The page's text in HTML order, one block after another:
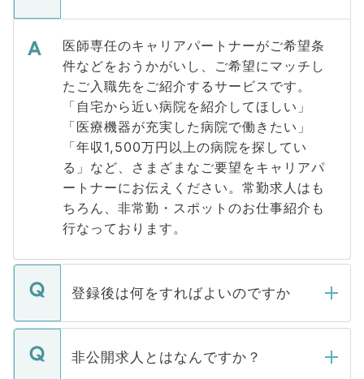
医師専任のキャリアパートナーがご希望条
件などをおうかがいし、ご希望にマッチし
たご入職先をご紹介するサービスです。
「自宅から近い病院を紹介してほしい」
「医療機器が充実した病院で働きたい」
「年収1,500万円以上の病院を探してい
る」など、さまざまなご要望をキャリアパ
ートナーにお伝えください。常勤求人はも
ちろん、非常勤・スポットのお仕事紹介も
行なっております。
登録後は何をすればよいのですか
ご登録いただきましたら、弊社担当者がご
登録内容を確認し、その後メールもしくは
非公開求人とはなんですか？